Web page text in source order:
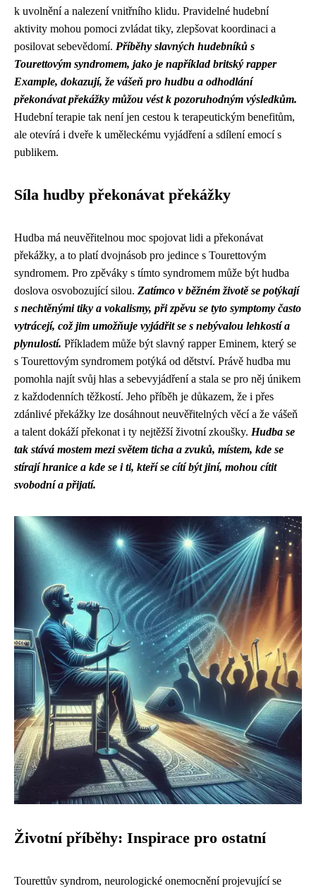
k uvolnění a nalezení vnitřního klidu. Pravidelné hudební
aktivity mohou pomoci zvládat tiky, zlepšovat koordinaci a
posilovat sebevědomí. Příběhy slavných hudebníků s
Tourettovým syndromem, jako je například britský rapper
Example, dokazují, že vášeň pro hudbu a odhodlání
překonávat překážky můžou vést k pozoruhodným výsledkům.
Hudební terapie tak není jen cestou k terapeutickým benefitům,
ale otevírá i dveře k uměleckému vyjádření a sdílení emocí s
publikem.
Síla hudby překonávat překážky
Hudba má neuvěřitelnou moc spojovat lidi a překonávat
překážky, a to platí dvojnásob pro jedince s Tourettovým
syndromem. Pro zpěváky s tímto syndromem může být hudba
doslova osvobozující silou. Zatímco v běžném životě se potýkají
s nechtěnými tiky a vokalismy, při zpěvu se tyto symptomy často
vytrácejí, což jim umožňuje vyjádřit se s nebývalou lehkostí a
plynulostí. Příkladem může být slavný rapper Eminem, který se
s Tourettovým syndromem potýká od dětství. Právě hudba mu
pomohla najít svůj hlas a sebevyjádření a stala se pro něj únikem
z každodenních těžkostí. Jeho příběh je důkazem, že i přes
zdánlivé překážky lze dosáhnout neuvěřitelných věcí a že vášeň
a talent dokáží překonat i ty nejtěžší životní zkoušky. Hudba se
tak stává mostem mezi světem ticha a zvuků, místem, kde se
stírají hranice a kde se i ti, kteří se cítí být jiní, mohou cítit
svobodní a přijatí.
Životní příběhy: Inspirace pro ostatní
Tourettův syndrom, neurologické onemocnění projevující se